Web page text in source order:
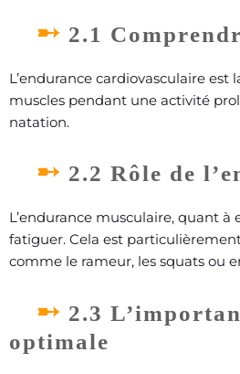
2.1
L’endurance cardiovasculaire
muscles pendant une activité
natation.
2.2 Rôle de
L’endurance musculaire, quant à
fatiguer. Cela est
comme le rameur, les squats ou
2.3
optimale